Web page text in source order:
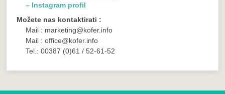
– Instagram profil
Možete nas kontaktirati :
Mail : marketing@kofer.info
Mail : office@kofer.info
Tel.: 00387 (0)61 / 52-61-52